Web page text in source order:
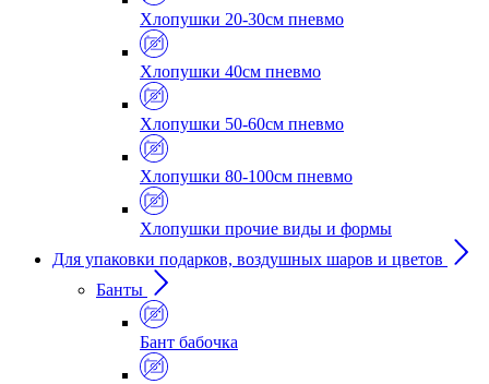
Хлопушки 20-30см пневмо
Хлопушки 40см пневмо
Хлопушки 50-60см пневмо
Хлопушки 80-100см пневмо
Хлопушки прочие виды и формы
Для упаковки подарков, воздушных шаров и цветов
Банты
Бант бабочка